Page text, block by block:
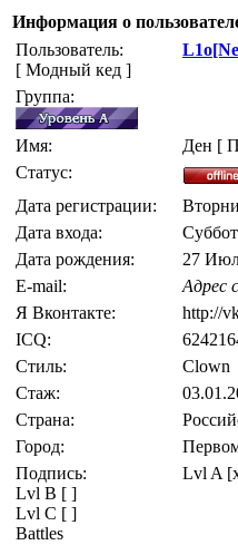
Информация о
Пользователь:
[ Модный кед ]
Группа:
Имя:
Ден [
Статус:
Дата регистрации:
Дата входа:
Дата рождения:
27
E-mail:
Адрес
Я Вконтакте:
http://
ICQ:
Стиль:
Clown
Стаж:
Страна:
Город:
Подпись:
Lvl A
Lvl B [ ]
Lvl C [ ]
Battles